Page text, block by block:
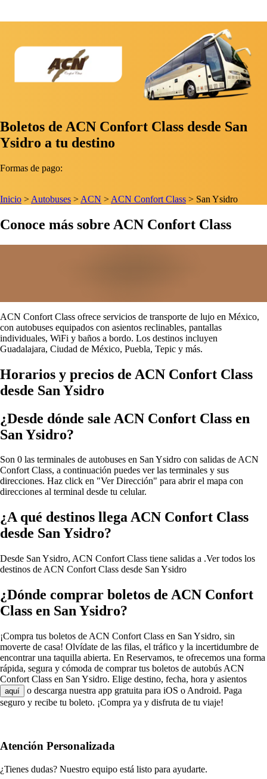
Boletos de ACN Confort Class desde San
Ysidro a tu destino
Formas de pago:
Inicio > Autobuses > ACN > ACN Confort Class > San Ysidro
Conoce más sobre ACN Confort Class
ACN Confort Class ofrece servicios de transporte de lujo en México,
con autobuses equipados con asientos reclinables, pantallas
individuales, WiFi y baños a bordo. Los destinos incluyen
Guadalajara, Ciudad de México, Puebla, Tepic y más.
Horarios y precios de ACN Confort Class
desde San Ysidro
¿Desde dónde sale ACN Confort Class en
San Ysidro?
Son 0 las terminales de autobuses en San Ysidro con salidas de ACN
Confort Class, a continuación puedes ver las terminales y sus
direcciones. Haz click en "Ver Dirección" para abrir el mapa con
direcciones al terminal desde tu celular.
¿A qué destinos llega ACN Confort Class
desde San Ysidro?
Desde San Ysidro, ACN Confort Class tiene salidas a .Ver todos los
destinos de ACN Confort Class desde San Ysidro
¿Dónde comprar boletos de ACN Confort
Class en San Ysidro?
¡Compra tus boletos de ACN Confort Class en San Ysidro, sin
moverte de casa! Olvídate de las filas, el tráfico y la incertidumbre de
encontrar una taquilla abierta. En Reservamos, te ofrecemos una forma
rápida, segura y cómoda de comprar tus boletos de autobús ACN
Confort Class en San Ysidro. Elige destino, fecha, hora y asientos
aquí
o descarga nuestra app gratuita para iOS o Android. Paga
seguro y recibe tu boleto. ¡Compra ya y disfruta de tu viaje!
Atención Personalizada
¿Tienes dudas? Nuestro equipo está listo para ayudarte.